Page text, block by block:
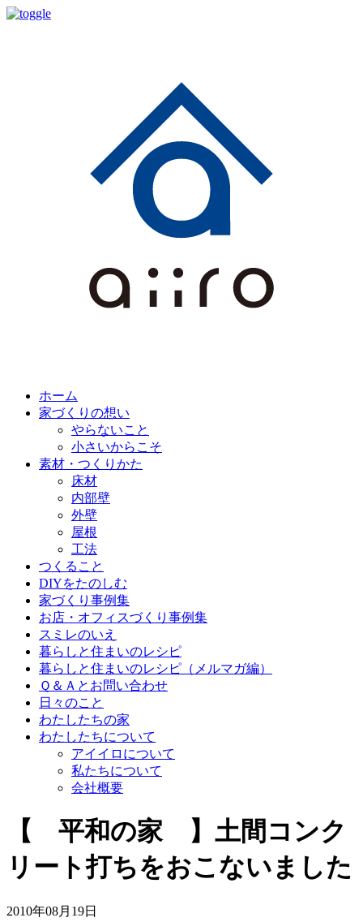
ホーム
家づくりの想い
やらないこと
小さいからこそ
素材・つくりかた
床材
内部壁
外壁
屋根
工法
つくること
DIYをたのしむ
家づくり事例集
お店・オフィスづくり事例集
スミレのいえ
暮らしと住まいのレシピ
暮らしと住まいのレシピ（メルマガ編）
Ｑ＆Ａとお問い合わせ
日々のこと
わたしたちの家
わたしたちについて
アイイロについて
私たちについて
会社概要
【 平和の家 】土間コンク
リート打ちをおこないました
2010年08月19日